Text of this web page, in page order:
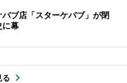
ブ店「スターケバブ」が閉
幕
る